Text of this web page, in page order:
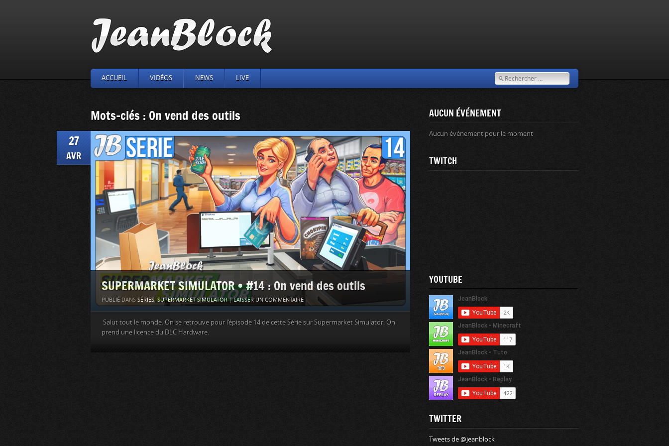
ACCUEIL VIDÉOS NEWS LIVE
Mots-clés : On vend des outils
27
AVR
SUPERMARKET SIMULATOR • #14 : On vend des outils
PUBLIÉ DANS SÉRIES,SUPERMARKET SIMULATOR|LAISSER UN COMMENTAIRE
Salut tout le monde. On se retrouve pour l’épisode 14 de cette Série sur Supermarket Simulator. On
prend une licence du DLC Hardware.
AUCUN ÉVÉNEMENT
Aucun événement pour le moment
TWITCH
YOUTUBE
TWITTER
Tweets de @jeanblock